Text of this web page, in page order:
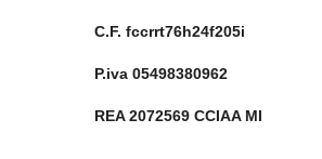
C.F. fccrrt76h24f205i
P.iva 05498380962
REA 2072569 CCIAA MI